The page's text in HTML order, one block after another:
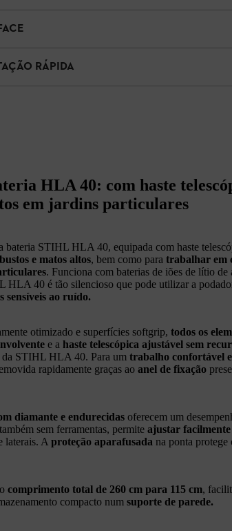
RÁPIDA
HLA 40: com haste
em jardins particulares
bateria STIHL HLA 40, equipada com haste
e matos altos, bem como para trabalhar em
. Funciona com baterias de iões de lítio de
HLA 40 é tão silencioso que pode utilizar a
sensíveis ao ruído.
otimizado e superfícies softgrip, todos os
e a haste telescópica ajustável sem
da STIHL HLA 40. Para um trabalho confortável
rapidamente graças ao anel de fixação
diamante e endurecidas oferecem um
sem ferramentas, permite ajustar facilmente
laterais. A proteção aparafusada na ponta
comprimento total de 260 cm para 115 cm,
compacto num suporte de parede.